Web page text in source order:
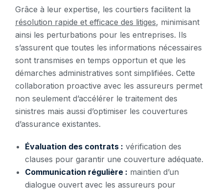
Grâce à leur expertise, les courtiers facilitent la
résolution rapide et efficace des litiges, minimisant
ainsi les perturbations pour les entreprises. Ils
s’assurent que toutes les informations nécessaires
sont transmises en temps opportun et que les
démarches administratives sont simplifiées. Cette
collaboration proactive avec les assureurs permet
non seulement d’accélérer le traitement des
sinistres mais aussi d’optimiser les couvertures
d’assurance existantes.
Évaluation des contrats : vérification des
clauses pour garantir une couverture adéquate.
Communication régulière : maintien d’un
dialogue ouvert avec les assureurs pour